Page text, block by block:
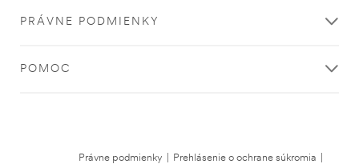
PRÁVNE PODMIENKY
POMOC
Právne podmienky Prehlásenie o ochrane súkromia